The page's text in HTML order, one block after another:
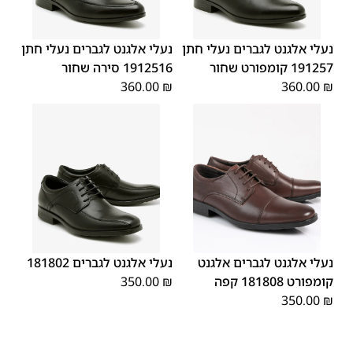
40
41
42
43
44
נעלי אלגנט לגברים נעלי חתן
191257 קומפורט שחור
360.00 ₪
40
41
42
43
44
נעלי אלגנט לגברים נעלי חתן
1912516 סירה שחור
360.00 ₪
40
41
42
43
נעלי אלגנט לגברים אלגנט
קומפורט 181808 קפה
350.00 ₪
40
41
42
43
44
נעלי אלגנט לגברים 181802
350.00 ₪